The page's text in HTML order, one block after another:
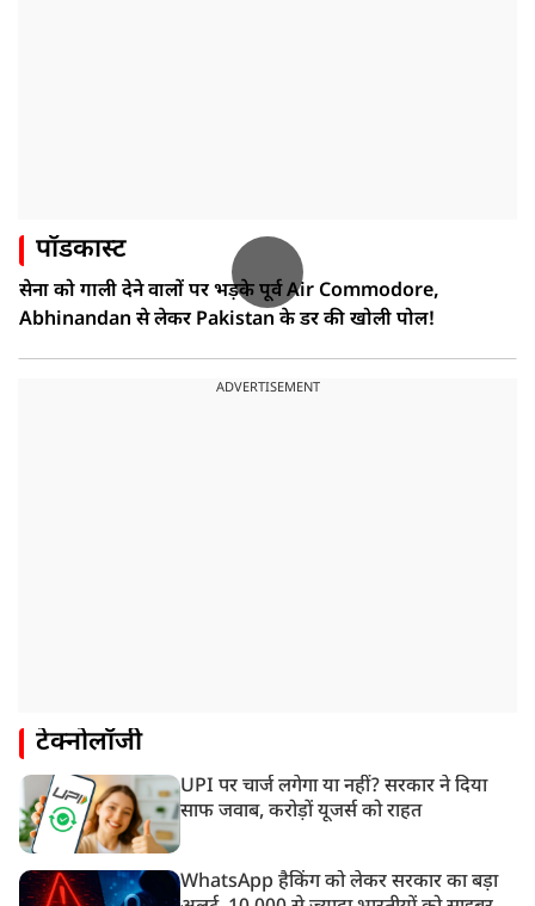
पॉडकास्ट
सेना को गाली देने वालों पर भड़के पूर्व Air Commodore,
Abhinandan से लेकर Pakistan के डर की खोली पोल!
ADVERTISEMENT
टेक्नोलॉजी
UPI पर चार्ज लगेगा या नहीं? सरकार ने दिया
साफ जवाब, करोड़ों यूजर्स को राहत
WhatsApp हैकिंग को लेकर सरकार का बड़ा